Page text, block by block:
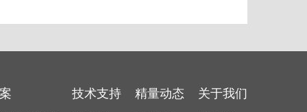
技术支持 精量动态 关于我们